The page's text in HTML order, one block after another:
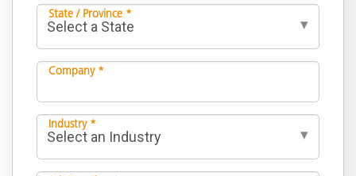
State / Province *
Company *
Industry *